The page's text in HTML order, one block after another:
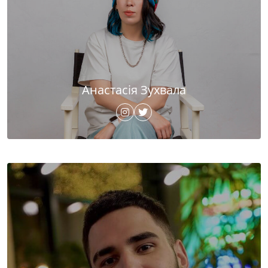
Анастасія Зухвала